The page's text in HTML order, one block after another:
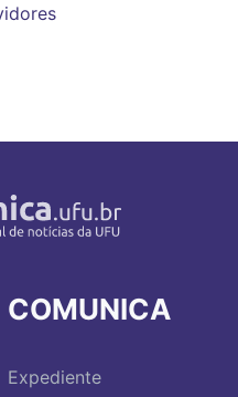
COMUNICA
Expediente